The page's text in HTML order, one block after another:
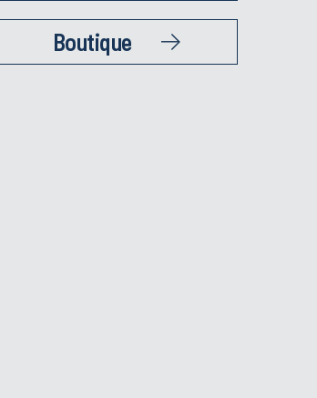
Boutique